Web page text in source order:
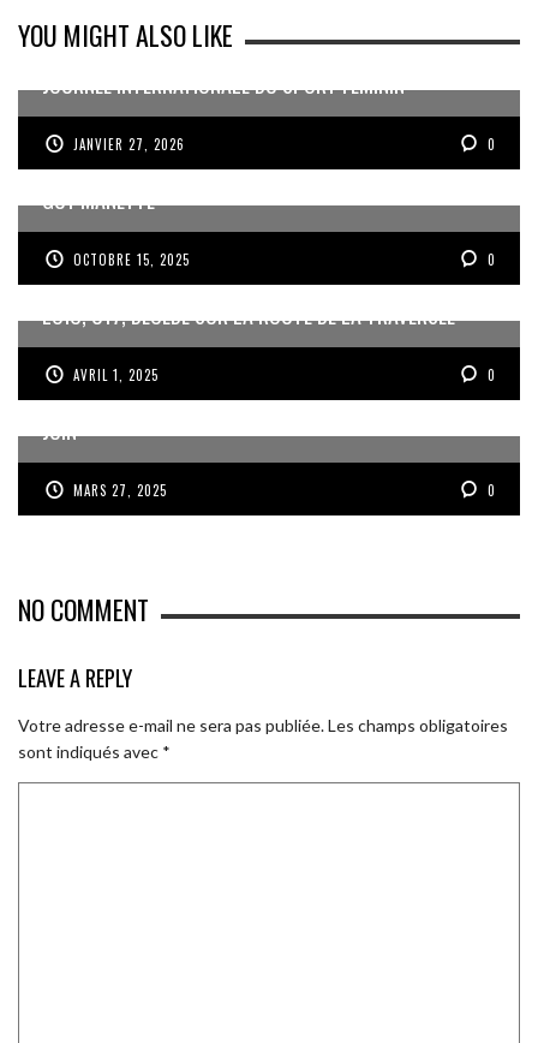
YOU MIGHT ALSO LIKE
JOURNÉE INTERNATIONALE DU SPORT FÉMININ
JANVIER 27, 2026 0
MISE EN RETRAIT DE JEAN DARTRON ET NOMINATION DE
GUY MANETTE
OCTOBRE 15, 2025 0
LOÏC, U17, DÉCÉDÉ SUR LA ROUTE DE LA TRAVERSÉE
AVRIL 1, 2025 0
ROUSSILLON ET LES GWADABOYS À LA GOLD CUP EN
JUIN
MARS 27, 2025 0
NO COMMENT
LEAVE A REPLY
Votre adresse e-mail ne sera pas publiée.Les champs obligatoires
sont indiqués avec *